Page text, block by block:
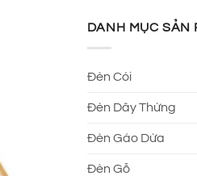
theo
mới
DANH MỤC SẢN
Đèn Cói
Đèn Dây Thừng
Đèn Gáo Dừa
Đèn Gỗ